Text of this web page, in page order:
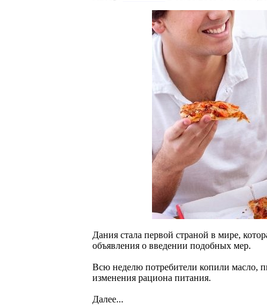
Дания стала первой страной в мире,
объявления о введении подобных мер.
Всю неделю потребители копили масло,
изменения рациона питания.
Далее...